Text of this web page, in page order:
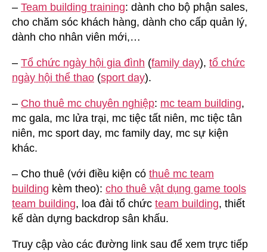
– Team building training: dành cho bộ phận sales,
cho chăm sóc khách hàng, dành cho cấp quản lý,
dành cho nhân viên mới,…
– Tổ chức ngày hội gia đình (family day), tổ chức
ngày hội thể thao (sport day).
– Cho thuê mc chuyên nghiệp: mc team building,
mc gala, mc lửa trại, mc tiệc tất niên, mc tiệc tân
niên, mc sport day, mc family day, mc sự kiện
khác.
– Cho thuê (với điều kiện có thuê mc team
building kèm theo): cho thuê vật dụng game tools
team building, loa đài tổ chức team building, thiết
kế dàn dựng backdrop sân khấu.
Truy cập vào các đường link sau để xem trực tiếp